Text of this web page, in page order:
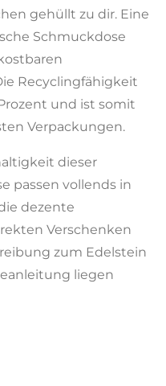
gehüllt zu dir. Eine
Schmuckdose
Recyclingfähigkeit
und ist somit
Verpackungen.
dieser
passen vollends in
dezente
Verschenken
zum Edelstein
liegen